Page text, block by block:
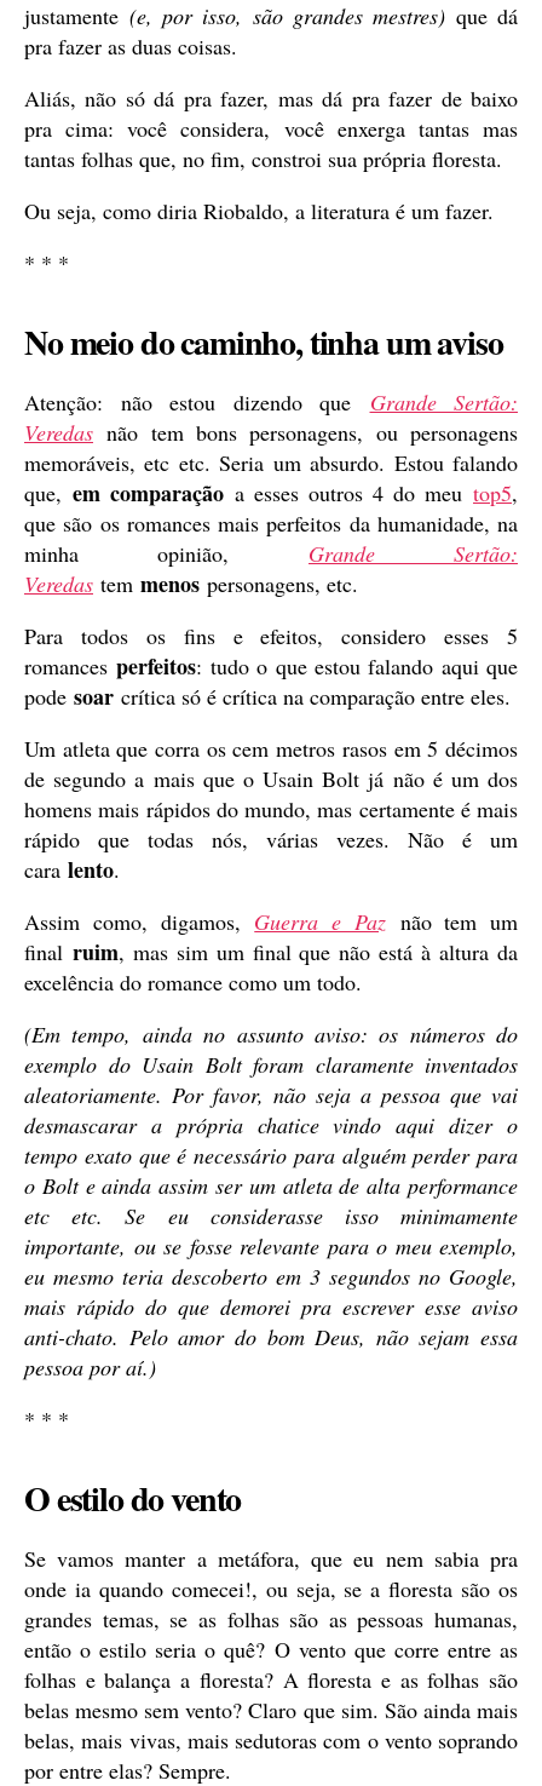
justamente(e, por isso, são grandes mestres)que dá
pra fazer as duas coisas.
Aliás, não só dá pra fazer, mas dá pra fazer de baixo
pra cima: você considera, você enxerga tantas mas
tantas folhas que, no fim, constroi sua própria floresta.
Ou seja, como diria Riobaldo, a literatura é um fazer.
* * *
No meio do caminho, tinha um aviso
Atenção: não estou dizendo que Grande Sertão:
Veredas não tem bons personagens, ou personagens
memoráveis, etc etc. Seria um absurdo. Estou falando
que, em comparação a esses outros 4 do meu top5,
que são os romances mais perfeitos da humanidade, na
minha opinião, Grande Sertão:
Veredas tem menos personagens, etc.
Para todos os fins e efeitos, considero esses 5
romancesperfeitos: tudo o que estou falando aqui que
pode soar crítica só é crítica na comparação entre eles.
Um atleta que corra os cem metros rasos em 5 décimos
de segundo a mais que o Usain Bolt já não é um dos
homens mais rápidos do mundo, mas certamente é mais
rápido que todas nós, várias vezes. Não é um
cara lento.
Assim como, digamos, Guerra e Paznão tem um
final ruim, mas sim um final que não está à altura da
excelência do romance como um todo.
(Em tempo, ainda no assunto aviso: os números do
exemplo do Usain Bolt foram claramente inventados
aleatoriamente. Por favor, não seja a pessoa que vai
desmascarar a própria chatice vindo aqui dizer o
tempo exato que é necessário para alguém perder para
o Bolt e ainda assim ser um atleta de alta performance
etc etc. Se eu considerasse isso minimamente
importante, ou se fosse relevante para o meu exemplo,
eu mesmo teria descoberto em 3 segundos no Google,
mais rápido do que demorei pra escrever esse aviso
anti-chato. Pelo amor do bom Deus, não sejam essa
pessoa por aí.)
* * *
O estilo do vento
Se vamos manter a metáfora, que eu nem sabia pra
onde ia quando comecei!, ou seja, se a floresta são os
grandes temas, se as folhas são as pessoas humanas,
então o estilo seria o quê? O vento que corre entre as
folhas e balança a floresta? A floresta e as folhas são
belas mesmo sem vento? Claro que sim. São ainda mais
belas, mais vivas, mais sedutoras com o vento soprando
por entre elas? Sempre.